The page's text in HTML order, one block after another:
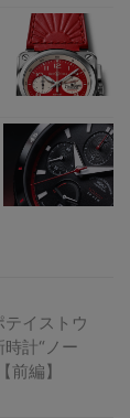
テイストウ
計“ノー
編】